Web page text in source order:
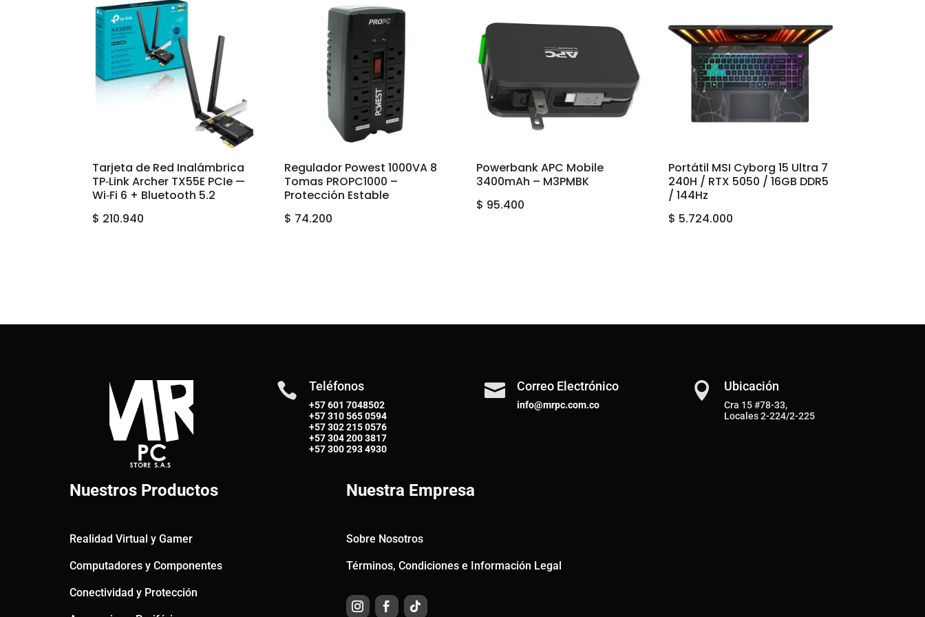
Tarjeta de Red Inalámbrica
TP‑Link Archer TX55E PCIe —
Wi‑Fi 6 + Bluetooth 5.2
$ 210.940
Regulador Powest 1000VA 8
Tomas PROPC1000 –
Protección Estable
$ 74.200
Powerbank APC Mobile
3400mAh – M3PMBK
$ 95.400
Portátil MSI Cyborg 15 Ultra 7
240H / RTX 5050 / 16GB DDR5
/ 144Hz
$ 5.724.000
 Teléfonos
+57 601 7048502
+57310 565 0594
+57302 215 0576
+57304 200 3817
+57300 293 4930
 Correo Electrónico
info@mrpc.com.co
 Ubicación
Cra 15 #78-33,
Locales 2-224/2-225
Nuestros Productos
Realidad Virtual y Gamer
Computadores y Componentes
Conectividad y Protección
Nuestra Empresa
Sobre Nosotros
Términos, Condiciones e Información Legal